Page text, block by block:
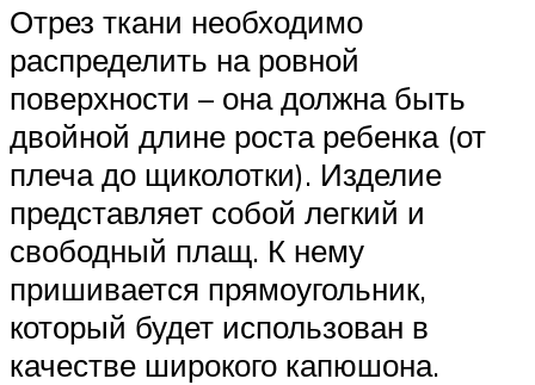
Отрез ткани необходимо
распределить на ровной
поверхности – она должна быть
двойной длине роста ребенка (от
плеча до щиколотки). Изделие
представляет собой легкий и
свободный плащ. К нему
пришивается прямоугольник,
который будет использован в
качестве широкого капюшона.